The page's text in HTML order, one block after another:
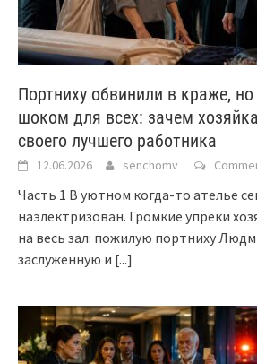
Портниху обвинили в краже,
шоком для всех: зачем
своего лучшего работника
12.06.2026 senchomv
Часть 1 В уютном когда-то ателье
наэлектризован. Громкие упрёки
на весь зал: пожилую портниху
заслуженную и [...]